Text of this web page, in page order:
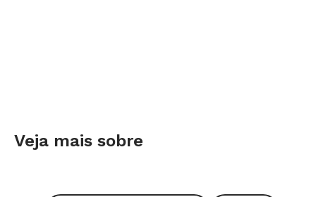
Veja mais sobre